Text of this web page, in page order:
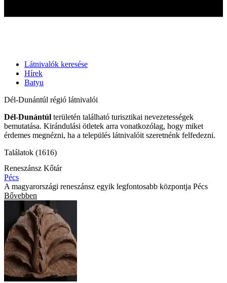
Látnivalók keresése
Hírek
Batyu
Dél-Dunántúl régió látnivalói
Dél-Dunántúl területén található turisztikai nevezetességek
bemutatása. Kirándulási ötletek arra vonatkozólag, hogy miket
érdemes megnézni, ha a település látnivalóit szeretnénk felfedezni.
Találatok (1616)
Reneszánsz Kőtár
Pécs
A magyarországi reneszánsz egyik legfontosabb központja Pécs
Bővebben